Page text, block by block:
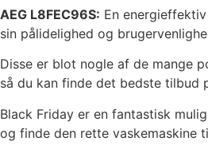
AEG L8FEC96S: En
sin pålidelighed og
Disse er blot nogle af de mange
så du kan finde det bedste tilbud
Black Friday er en fantastisk
og finde den rette vaskemaskine